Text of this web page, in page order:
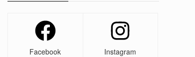
Facebook Instagram